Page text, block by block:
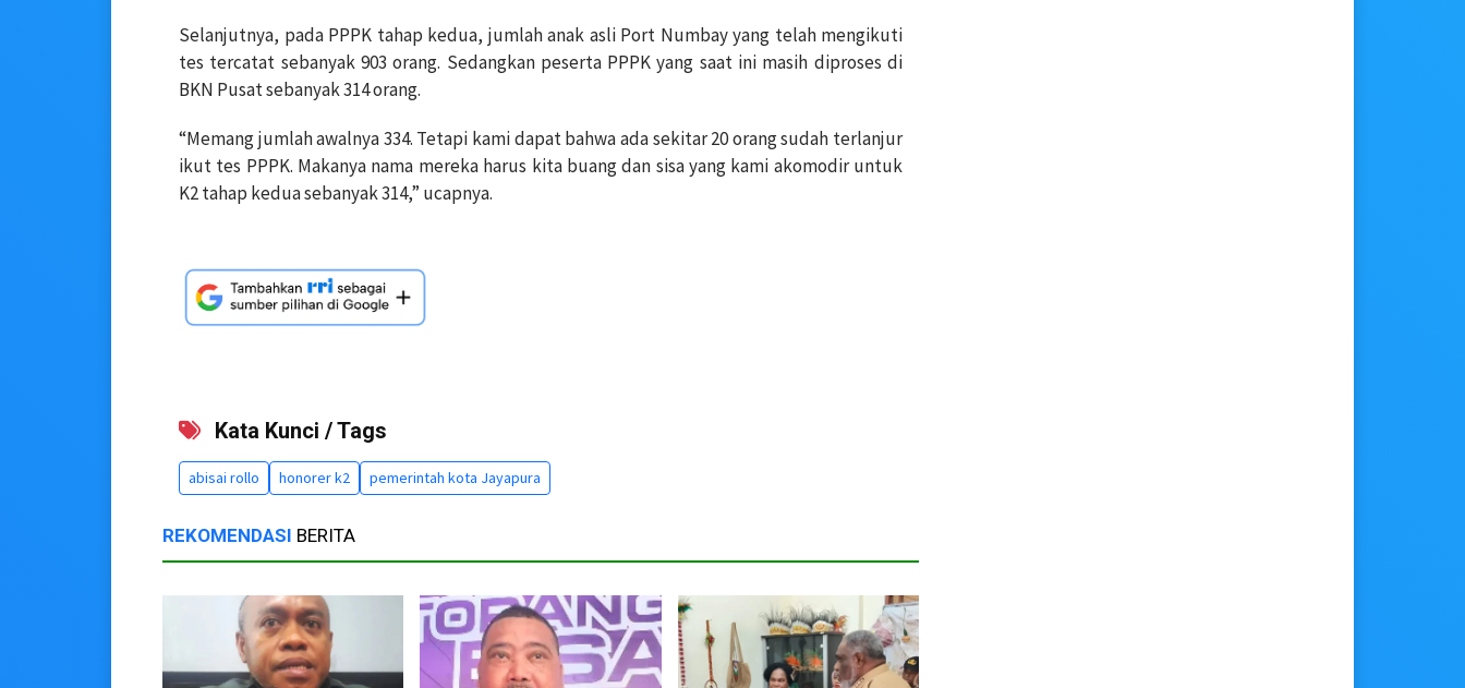
Selanjutnya, pada PPPK tahap kedua, jumlah anak asli Port Numbay yang telah mengikuti
tes tercatat sebanyak 903 orang. Sedangkan peserta PPPK yang saat ini masih diproses di
BKN Pusat sebanyak 314 orang.
“Memang jumlah awalnya 334. Tetapi kami dapat bahwa ada sekitar 20 orang sudah terlanjur
ikut tes PPPK. Makanya nama mereka harus kita buang dan sisa yang kami akomodir untuk
K2 tahap kedua sebanyak 314,” ucapnya.
Kata Kunci / Tags
abisai rollo honorer k2 pemerintah kota Jayapura
REKOMENDASI BERITA